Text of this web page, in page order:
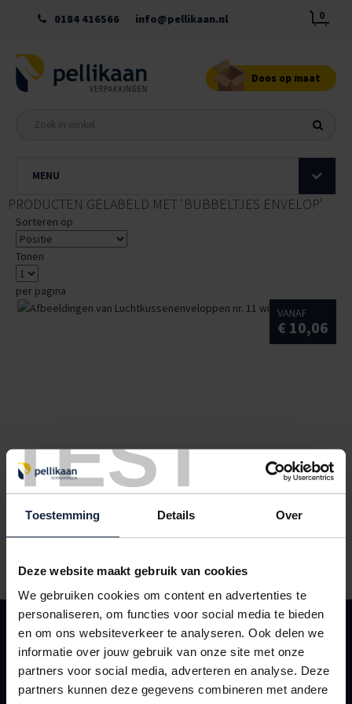
TEST
Toestemming Details Over
Deze website maakt gebruik van cookies
We gebruiken cookies om content en advertenties te
personaliseren, om functies voor social media te bieden
en om ons websiteverkeer te analyseren. Ook delen we
informatie over jouw gebruik van onze site met onze
partners voor social media, adverteren en analyse. Deze
partners kunnen deze gegevens combineren met andere
0184 416566 info@pellikaan.nl 0
Doos op maat
MENU
PRODUCTEN GELABELD MET 'BUBBELTJES ENVELOP'
Sorteren op
Tonen
per pagina
VANAF
€ 10,06
KLANTENSERVICE
Contact
Leveringsvoorwaarden
Mijn Pellikaan